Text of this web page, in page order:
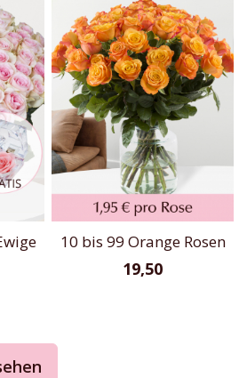
10 bis 99 Orange Rosen
19,50